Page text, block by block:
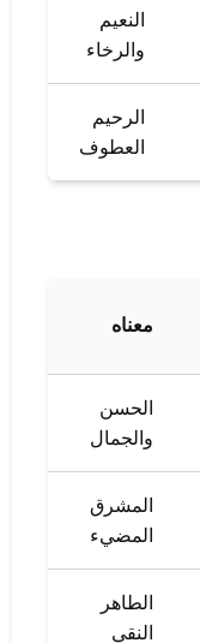
النعيم
والرخاء
الرحيم
العطوف
معناه
الحسن
والجمال
المشرق
المضيء
الطاهر
النقي